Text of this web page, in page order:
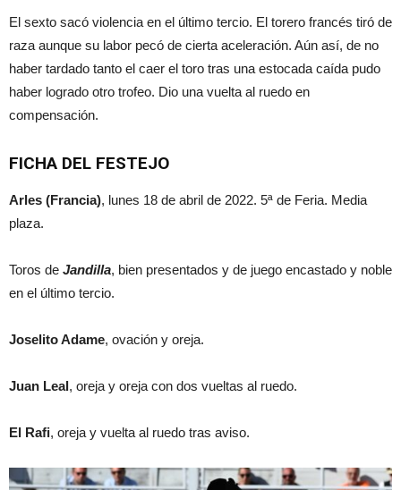
El sexto sacó violencia en el último tercio. El torero francés tiró de
raza aunque su labor pecó de cierta aceleración. Aún así, de no
haber tardado tanto el caer el toro tras una estocada caída pudo
haber logrado otro trofeo. Dio una vuelta al ruedo en
compensación.
FICHA DEL FESTEJO
Arles (Francia), lunes 18 de abril de 2022. 5ª de Feria. Media
plaza.
Toros de Jandilla, bien presentados y de juego encastado y noble
en el último tercio.
Joselito Adame, ovación y oreja.
Juan Leal, oreja y oreja con dos vueltas al ruedo.
El Rafi, oreja y vuelta al ruedo tras aviso.